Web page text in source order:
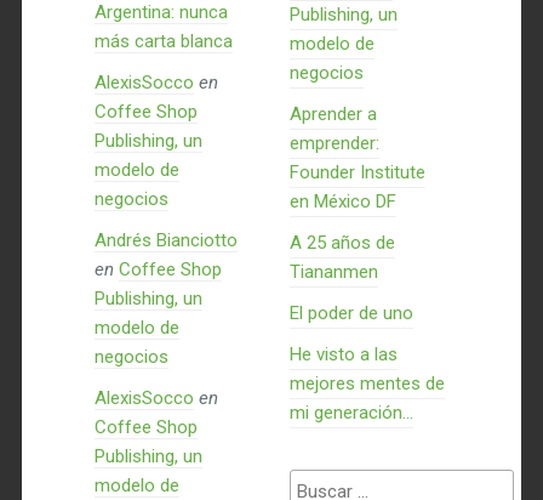
Argentina: nunca
más carta blanca
AlexisSocco en
Coffee Shop
Publishing, un
modelo de
negocios
Andrés Bianciotto
en Coffee Shop
Publishing, un
modelo de
negocios
AlexisSocco en
Coffee Shop
Publishing, un
modelo de
Publishing, un
modelo de
negocios
Aprender a
emprender:
Founder Institute
en México DF
A 25 años de
Tiananmen
El poder de uno
He visto a las
mejores mentes de
mi generación…
Buscar: